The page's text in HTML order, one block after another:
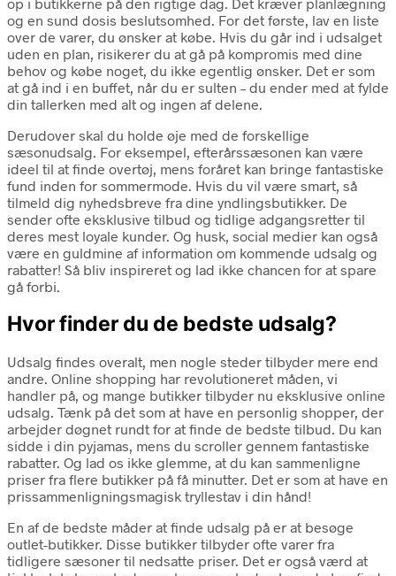
og en sund dosis beslutsomhed. For det første, lav en liste
over de varer, du ønsker at købe. Hvis du går ind i udsalget
uden en plan, risikerer du at gå på kompromis med dine
behov og købe noget, du ikke egentlig ønsker. Det er som
at gå ind i en buffet, når du er sulten – du ender med at fylde
din tallerken med alt og ingen af delene.
Derudover skal du holde øje med de forskellige
sæsonudsalg. For eksempel, efterårssæsonen kan være
ideel til at finde overtøj, mens foråret kan bringe fantastiske
fund inden for sommermode. Hvis du vil være smart, så
tilmeld dig nyhedsbreve fra dine yndlingsbutikker. De
sender ofte eksklusive tilbud og tidlige adgangsretter til
deres mest loyale kunder. Og husk, social medier kan også
være en guldmine af information om kommende udsalg og
rabatter! Så bliv inspireret og lad ikke chancen for at spare
gå forbi.
Hvor finder du de bedste udsalg?
Udsalg findes overalt, men nogle steder tilbyder mere end
andre. Online shopping har revolutioneret måden, vi
handler på, og mange butikker tilbyder nu eksklusive online
udsalg. Tænk på det som at have en personlig shopper, der
arbejder døgnet rundt for at finde de bedste tilbud. Du kan
sidde i din pyjamas, mens du scroller gennem fantastiske
rabatter. Og lad os ikke glemme, at du kan sammenligne
priser fra flere butikker på få minutter. Det er som at have en
prissammenligningsmagisk tryllestav i din hånd!
En af de bedste måder at finde udsalg på er at besøge
outlet-butikker. Disse butikker tilbyder ofte varer fra
tidligere sæsoner til nedsatte priser. Det er også værd at